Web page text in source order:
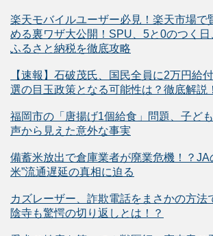
楽天モバイルユーザー必見！楽天市場で
める裏ワザ大公開！SPU、5と0のつく日
ふるさと納税を徹底攻略
【速報】石破茂氏、国民全員に2万円給
選の目玉政策となる可能性は？徹底解説！
福岡市の「唐揚げ1個給食」問題、子ど
声から見えた意外な事実
備蓄米放出で倉庫業者が廃業危機！？JA
米”流通遅延の真相に迫る
カズレーザー、詐欺電話をまさかの方法
陰寺も驚愕の切り返しとは！？